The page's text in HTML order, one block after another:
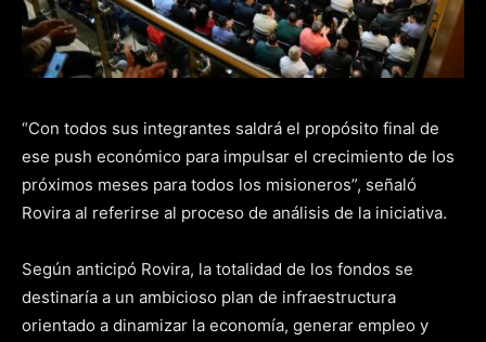
“Con todos sus integrantes saldrá el propósito final de
ese push económico para impulsar el crecimiento de los
próximos meses para todos los misioneros”, señaló
Rovira al referirse al proceso de análisis de la iniciativa.
Según anticipó Rovira, la totalidad de los fondos se
destinaría a un ambicioso plan de infraestructura
orientado a dinamizar la economía, generar empleo y